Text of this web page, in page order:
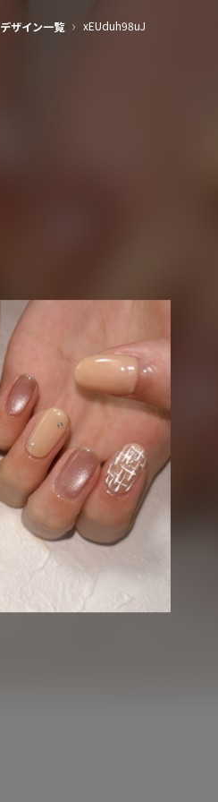
デザイン一覧 › xEUduh98uJ